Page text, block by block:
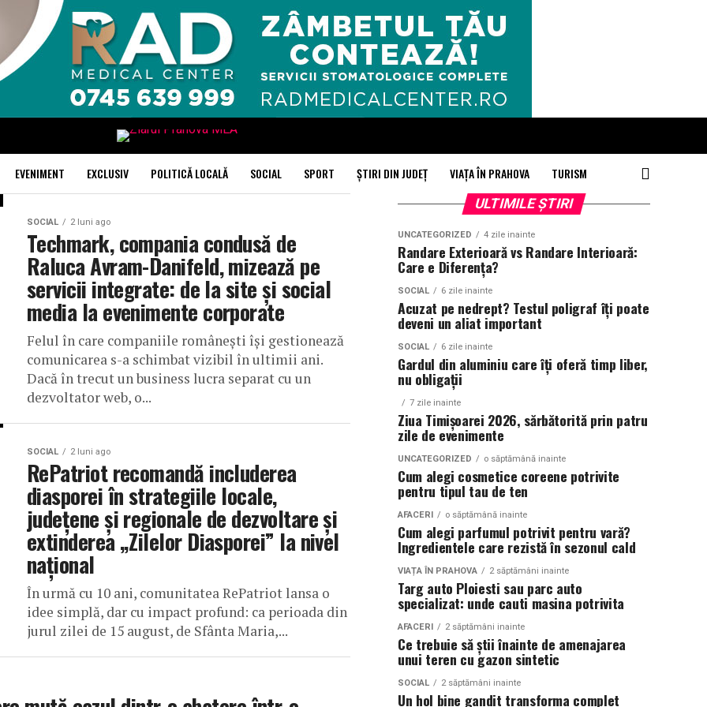
EVENIMENT EXCLUSIV POLITICĂ LOCALĂ SOCIAL SPORT ȘTIRI DIN JUDEȚ VIAȚA ÎN PRAHOVA TURISM
SOCIAL 2 luni ago
Techmark, compania condusă de
Raluca Avram-Danifeld, mizează pe
servicii integrate: de la site și social
media la evenimente corporate
Felul în care companiile românești își gestionează
comunicarea s-a schimbat vizibil în ultimii ani.
Dacă în trecut un business lucra separat cu un
dezvoltator web, o...
SOCIAL 2 luni ago
RePatriot recomandă includerea
diasporei în strategiile locale,
județene și regionale de dezvoltare și
extinderea „Zilelor Diasporei” la nivel
național
În urmă cu 10 ani, comunitatea RePatriot lansa o
idee simplă, dar cu impact profund: ca perioada din
jurul zilei de 15 august, de Sfânta Maria,...
ULTIMILE ȘTIRI
UNCATEGORIZED 4 zile inainte
Randare Exterioară vs Randare Interioară:
Care e Diferența?
SOCIAL 6 zile inainte
Acuzat pe nedrept? Testul poligraf îţi poate
deveni un aliat important
SOCIAL 6 zile inainte
Gardul din aluminiu care îți oferă timp liber,
nu obligații
7 zile inainte
Ziua Timișoarei 2026, sărbătorită prin patru
zile de evenimente
UNCATEGORIZED o săptămână inainte
Cum alegi cosmetice coreene potrivite
pentru tipul tau de ten
AFACERI o săptămână inainte
Cum alegi parfumul potrivit pentru vară?
Ingredientele care rezistă în sezonul cald
VIAȚA ÎN PRAHOVA 2 săptămâni inainte
Targ auto Ploiesti sau parc auto
specializat: unde cauti masina potrivita
AFACERI 2 săptămâni inainte
Ce trebuie să știi înainte de amenajarea
unui teren cu gazon sintetic
SOCIAL 2 săptămâni inainte
Un hol bine gandit transforma complet